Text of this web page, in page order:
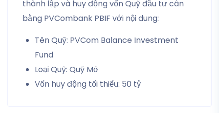
thành lập và huy động vốn Quỹ đầu tư cân
bằng PVCombank PBIF với nội dung:
Tên Quỹ: PVCom Balance Investment
Fund
Loại Quỹ: Quỹ Mở
Vốn huy động tối thiểu: 50 tỷ